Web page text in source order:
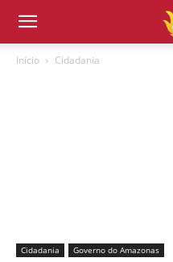
Início Cidadania
Cidadania Governo do Amazonas